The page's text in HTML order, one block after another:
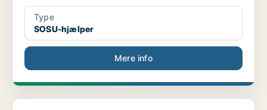
Type
SOSU-hjælper
Mere info
Det Tekniske Fakultet på [xxxxx] søger PA til Deka...